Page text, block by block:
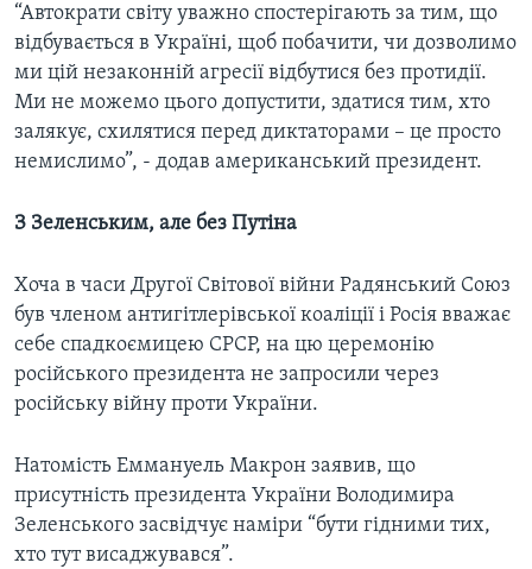
“Автократи світу уважно спостерігають за тим, що
відбувається в Україні, щоб побачити, чи дозволимо
ми цій незаконній агресії відбутися без протидії.
Ми не можемо цього допустити, здатися тим, хто
залякує, схилятися перед диктаторами – це просто
немислимо”, - додав американський президент.
З Зеленським, але без Путіна
Хоча в часи Другої Світової війни Радянський Союз
був членом антигітлерівської коаліції і Росія вважає
себе спадкоємицею СРСР, на цю церемонію
російського президента не запросили через
російську війну проти України.
Натомість Еммануель Макрон заявив, що
присутність президента України Володимира
Зеленського засвідчує наміри “бути гідними тих,
хто тут висаджувався”.